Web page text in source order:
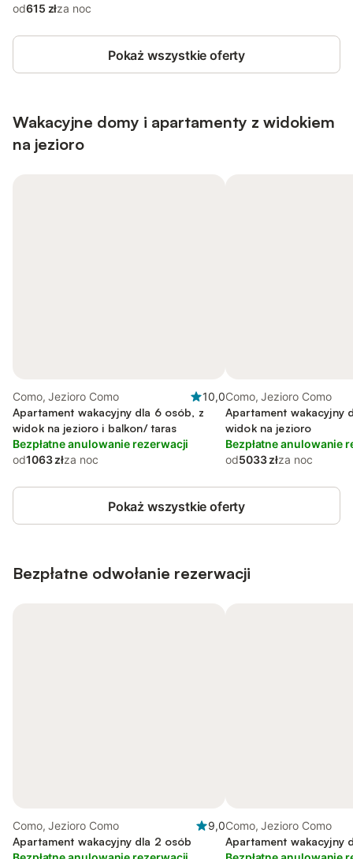
od615 złza noc
Pokaż wszystkie oferty
Wakacyjne domy i apartamenty z widokiem
na jezioro
Como, Jezioro Como
10,0
Apartament wakacyjny dla 6 osób, z
widok na jezioro i balkon/ taras
Bezpłatne anulowanie rezerwacji
od1063 złza noc
Como, Jezioro Como
Apartament wakacyjny
widok na jezioro
Bezpłatne anulowanie
od5033 złza noc
Pokaż wszystkie oferty
Bezpłatne odwołanie rezerwacji
Como, Jezioro Como
9,0
Apartament wakacyjny dla 2 osób
Como, Jezioro Como
Apartament wakacyjny